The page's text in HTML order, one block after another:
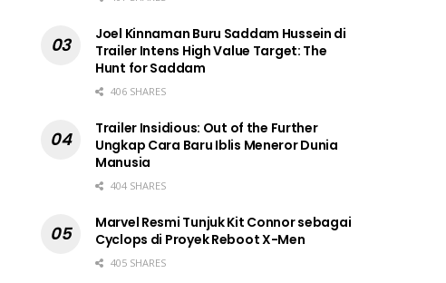
Joel Kinnaman Buru Saddam Hussein di
Trailer Intens High Value Target: The
Hunt for Saddam
406 SHARES
Trailer Insidious: Out of the Further
Ungkap Cara Baru Iblis Meneror Dunia
Manusia
404 SHARES
Marvel Resmi Tunjuk Kit Connor sebagai
Cyclops di Proyek Reboot X-Men
405 SHARES